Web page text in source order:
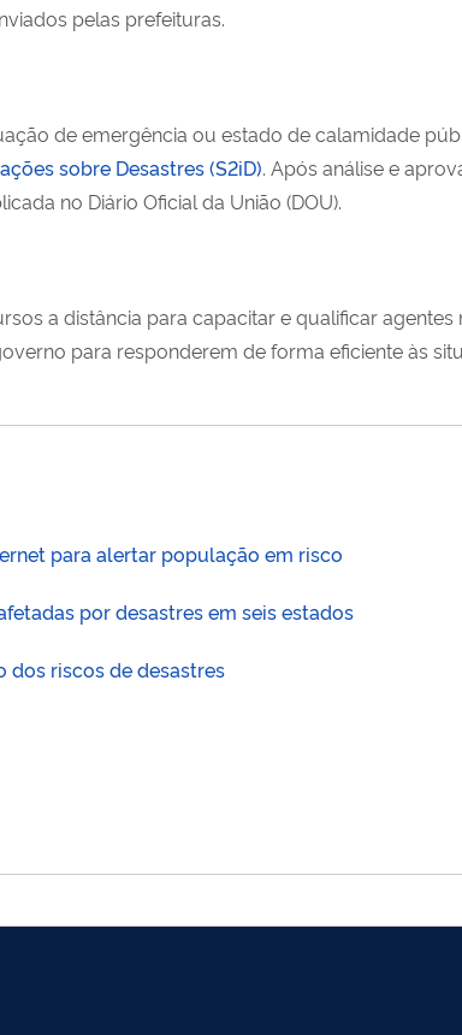
pelas prefeituras.
de emergência ou estado de calamidade
sobre Desastres (S2iD). Após análise e
no Diário Oficial da União (DOU).
a distância para capacitar e qualificar agentes
para responderem de forma eficiente às
para alertar população em risco
por desastres em seis estados
riscos de desastres